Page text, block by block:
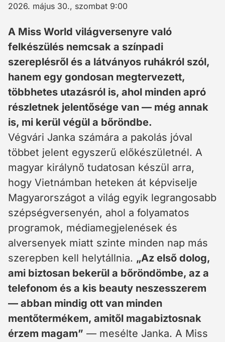
2026. május 30., szombat 9:00
A Miss World világversenyre való
felkészülés nemcsak a színpadi
szereplésről és a látványos ruhákról szól,
hanem egy gondosan megtervezett,
többhetes utazásról is, ahol minden apró
részletnek jelentősége van — még annak
is, mi kerül végül a bőröndbe.
Végvári Janka számára a pakolás jóval
többet jelent egyszerű előkészületnél. A
magyar királynő tudatosan készül arra,
hogy Vietnámban heteken át képviselje
Magyarországot a világ egyik legrangosabb
szépségversenyén, ahol a folyamatos
programok, médiamegjelenések és
alversenyek miatt szinte minden nap más
szerepben kell helytállnia. „Az első dolog,
ami biztosan bekerül a bőröndömbe, az a
telefonom és a kis beauty neszesszerem
— abban mindig ott van minden
mentőtermékem, amitől magabiztosnak
érzem magam” — mesélte Janka. A Miss